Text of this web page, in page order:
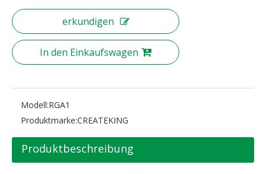
erkundigen
In den Einkaufswagen
Modell:RGA1
Produktmarke:CREATEKING
Produktbeschreibung